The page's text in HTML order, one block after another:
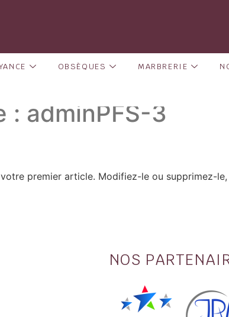
OBSÈQUES MARBRERIE
: adminPFS-3
premier article. Modifiez-le ou supprimez-
NOS